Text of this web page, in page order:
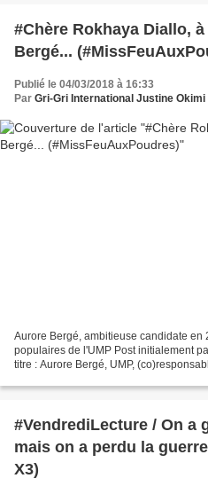
#Chère Rokhaya Diallo,
Bergé...
Publié le 04/03/2018 à 16:33
Par Gri-Gri International Justine Okimi
Aurore Bergé, ambitieuse candidate
populaires de l'UMP Post initialement
titre : Aurore Bergé, UMP,
#VendrediLecture / On a
mais on a perdu la
X3)